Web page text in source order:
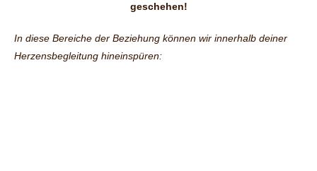
geschehen!
In diese Bereiche der Beziehung können wir innerhalb deiner
Herzensbegleitung hineinspüren: